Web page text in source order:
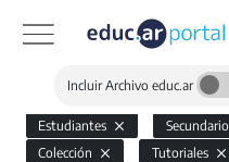
Incluir Archivo educ.ar
Estudiantes Secundario
Colección
Tutoriales